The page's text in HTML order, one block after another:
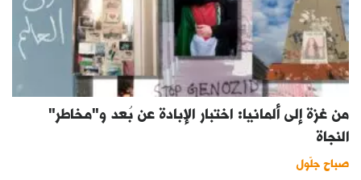
من غزة إلى ألمانيا: اختبار الإبادة عن بُعد و"مخاطر"
النجاة
صباح جلّول